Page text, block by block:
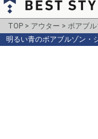
TOP アウター ボアブ
明るい青のボアブルゾン・